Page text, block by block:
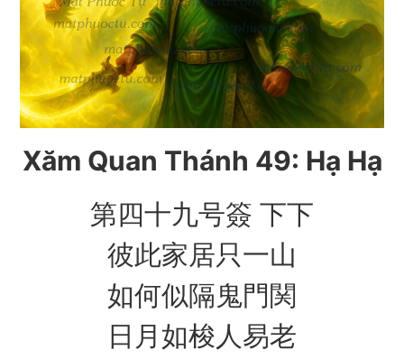
Xăm Quan Thánh 49: Hạ Hạ
第四十九号簽 下下
彼此家居只一山
如何似隔鬼門関
日月如梭人易老